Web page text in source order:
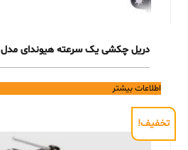
دریل چکشی یک سرعته هیوندای مدل HP9013
اطلاعات بیشتر
تخفیف!